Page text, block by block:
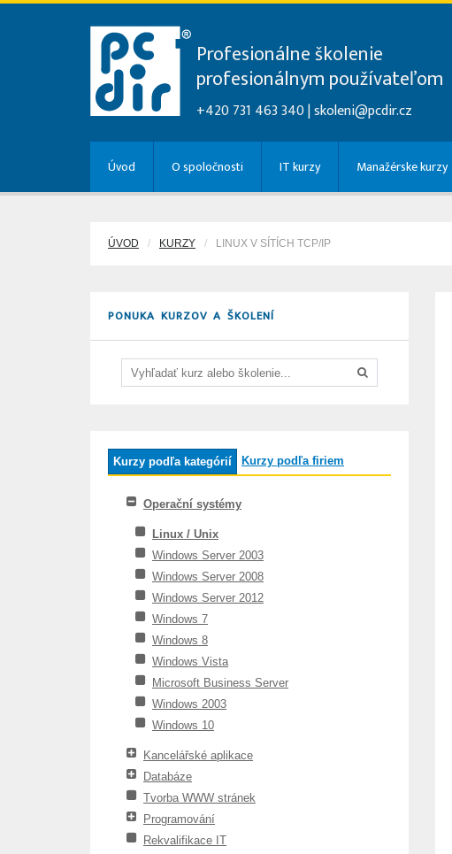
Profesionálne školenie
profesionálnym používateľom
+420 731 463 340 |skoleni@pcdir.cz
Úvod O spoločnosti IT kurzy Manažérske kurzy
ÚVOD KURZY LINUX V SÍTÍCH TCP/IP
PONUKA KURZOV A ŠKOLENÍ
Kurzy podľa kategórií Kurzy podľa firiem
Operační systémy
Linux / Unix
Windows Server 2003
Windows Server 2008
Windows Server 2012
Windows 7
Windows 8
Windows Vista
Microsoft Business Server
Windows 2003
Windows 10
Kancelářské aplikace
Databáze
Tvorba WWW stránek
Programování
Rekvalifikace IT